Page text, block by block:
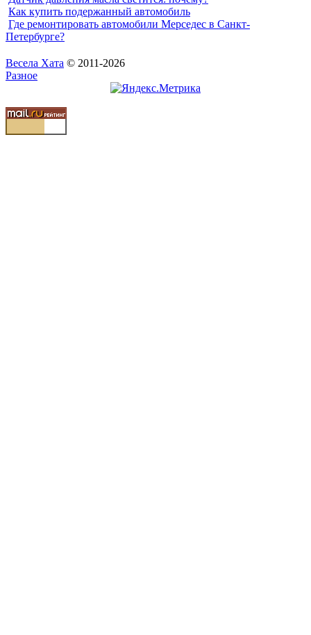
Как купить подержанный автомобиль
Где ремонтировать автомобили Мерседес в Санкт-
Петербурге?
Весела Хата © 2011-2026
Разное